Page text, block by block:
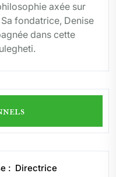
axée sur
fondatrice, Denise
dans cette
: Directrice